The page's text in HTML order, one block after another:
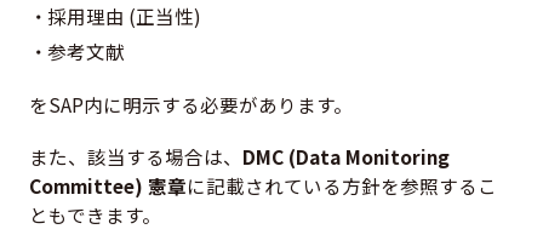
採用理由 (正当性)
参考文献
をSAP内に明示する必要があります。
また、該当する場合は、 DMC (Data Monitoring
Committee) 憲章に記載されている方針を参照するこ
ともできます。